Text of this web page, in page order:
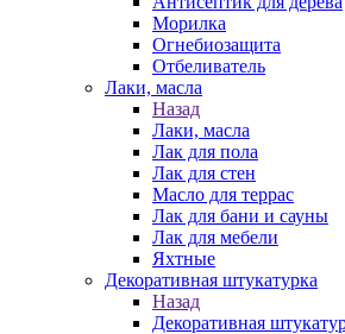
Морилка
Огнебиозащита
Отбеливатель
Лаки, масла
Назад
Лаки, масла
Лак для пола
Лак для стен
Масло для террас
Лак для бани и сауны
Лак для мебели
Яхтные
Декоративная штукатурка
Назад
Декоративная